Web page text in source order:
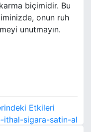
biçimidir. Bu
onun ruh
unutmayın.
Etkileri
ithal-sigara-satin-al